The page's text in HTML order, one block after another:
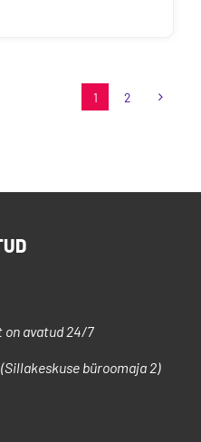
1 2
on avatud 24/7
büroomaja 2)